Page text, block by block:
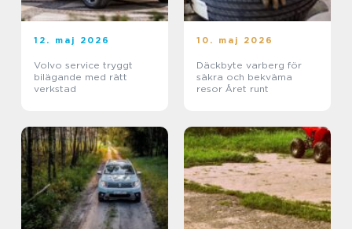
12. maj 2026
Volvo service tryggt
bilägande med rätt
verkstad
10. maj 2026
Däckbyte varberg för
säkra och bekväma
resor Året runt